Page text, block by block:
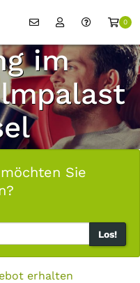
0
im
Sie
Los!
erhalten